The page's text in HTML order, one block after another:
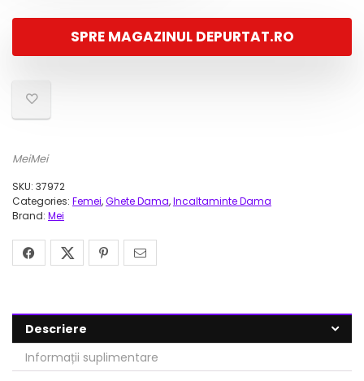
SPRE MAGAZINUL DEPURTAT.RO
MeiMei
SKU: 37972
Categories: Femei,Ghete Dama,Incaltaminte Dama
Brand: Mei
Descriere
Informații suplimentare